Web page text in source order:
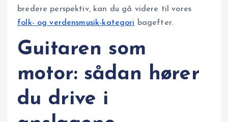
bredere perspektiv, kan du gå videre til vores
folk- og verdensmusik-kategori bagefter.
Guitaren som
motor: sådan hører
du drive i